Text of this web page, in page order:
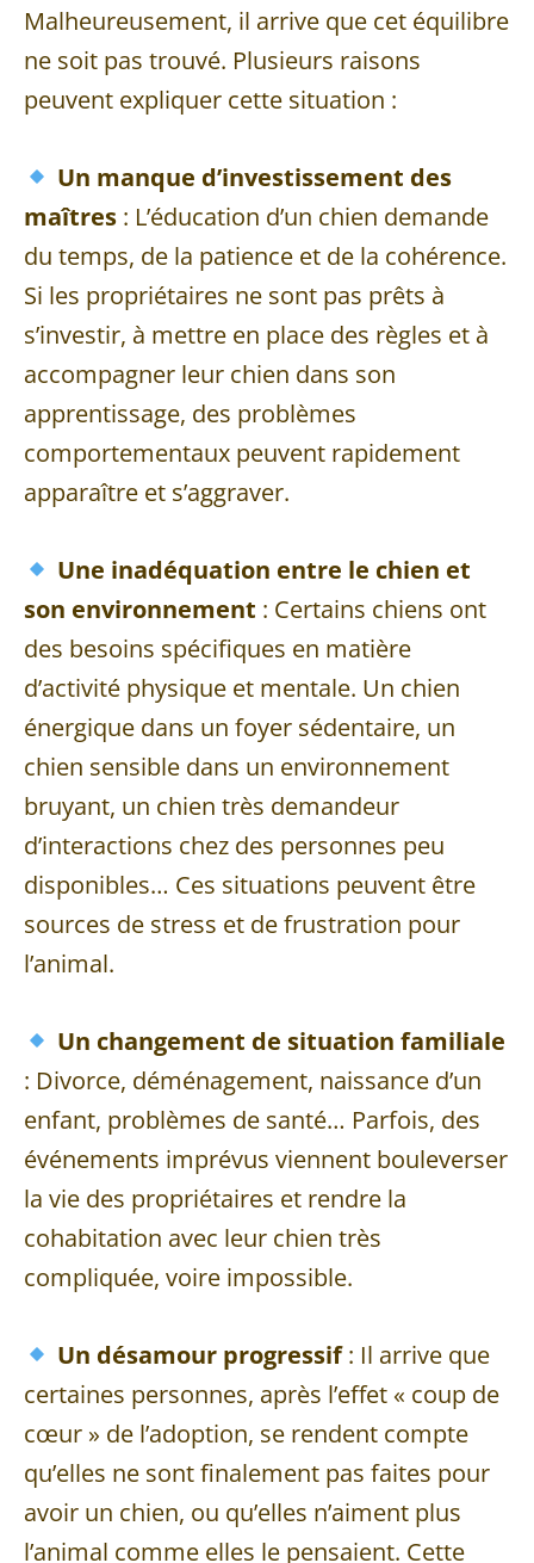
Malheureusement, il arrive que cet équilibre
ne soit pas trouvé. Plusieurs raisons
peuvent expliquer cette situation :
Un manque d’investissement des
maîtres : L’éducation d’un chien demande
du temps, de la patience et de la cohérence.
Si les propriétaires ne sont pas prêts à
s’investir, à mettre en place des règles et à
accompagner leur chien dans son
apprentissage, des problèmes
comportementaux peuvent rapidement
apparaître et s’aggraver.
Une inadéquation entre le chien et
son environnement : Certains chiens ont
des besoins spécifiques en matière
d’activité physique et mentale. Un chien
énergique dans un foyer sédentaire, un
chien sensible dans un environnement
bruyant, un chien très demandeur
d’interactions chez des personnes peu
disponibles… Ces situations peuvent être
sources de stress et de frustration pour
l’animal.
Un changement de situation familiale
: Divorce, déménagement, naissance d’un
enfant, problèmes de santé… Parfois, des
événements imprévus viennent bouleverser
la vie des propriétaires et rendre la
cohabitation avec leur chien très
compliquée, voire impossible.
Un désamour progressif: Il arrive que
certaines personnes, après l’effet « coup de
cœur » de l’adoption, se rendent compte
qu’elles ne sont finalement pas faites pour
avoir un chien, ou qu’elles n’aiment plus
l’animal comme elles le pensaient. Cette